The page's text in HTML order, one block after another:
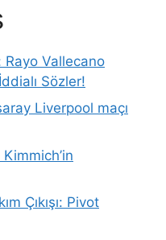
Rayo Vallecano
Sözler!
Liverpool maçı
Çıkışı: Pivot